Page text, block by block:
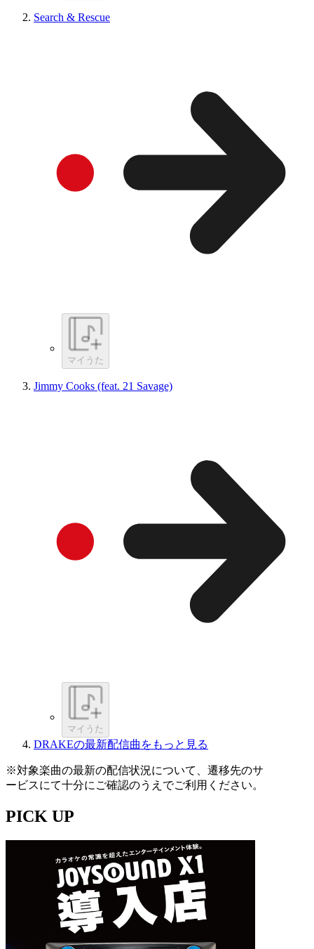
Search & Rescue
マイうた
Jimmy Cooks (feat. 21 Savage)
マイうた
DRAKEの最新配信曲をもっと見る
※対象楽曲の最新の配信状況について、遷移先のサ
ービスにて十分にご確認のうえでご利用ください。
PICK UP